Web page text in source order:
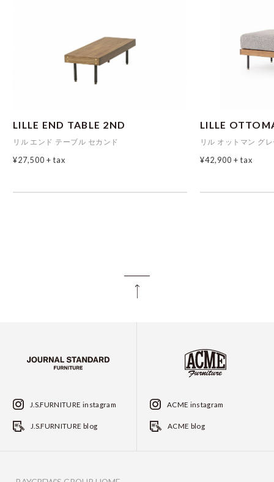
LILLE END TABLE 2ND
リル エンド テーブル セカンド
¥27,500+ tax
LILLE
リル オットマン グ
¥42,900+ tax
J.S.FURNITURE instagram
J.S.FURNITURE blog
ACME instagram
ACME blog